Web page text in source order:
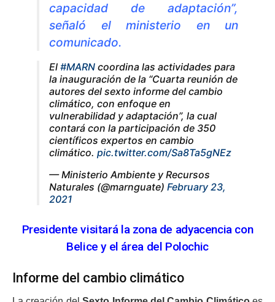
capacidad de adaptación”,
señaló el ministerio en un
comunicado.
El #MARN coordina las actividades para
la inauguración de la “Cuarta reunión de
autores del sexto informe del cambio
climático, con enfoque en
vulnerabilidad y adaptación”, la cual
contará con la participación de 350
científicos expertos en cambio
climático. pic.twitter.com/Sa8Ta5gNEz
— Ministerio Ambiente y Recursos
Naturales (@marnguate) February 23,
2021
Presidente visitará la zona de adyacencia con
Belice y el área del Polochic
Informe del cambio climático